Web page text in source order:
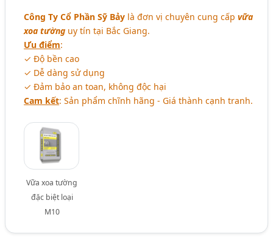
Công Ty Cổ Phần Sỹ Bảy là đơn vị chuyên cung cấpvữa
xoa tường uy tín tại Bắc Giang.
Ưu điểm:
✓ Độ bền cao
✓ Dễ dàng sử dụng
✓ Đảm bảo an toan, không độc hại
Cam kết: Sản phẩm chĩnh hãng - Giá thành cạnh tranh.
Vữa xoa tường
đặc biệt loại
M10